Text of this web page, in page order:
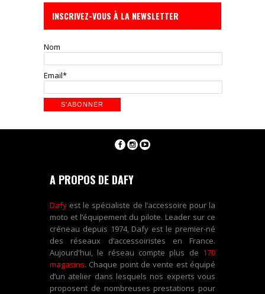
INSCRIVEZ-VOUS À LA NEWSLETTER
Nom
Email*
A PROPOS DE DAFY
Dafy est le spécialiste de l’accessoire pour la
moto et l’équipement du pilote. Leader sur ce
créneau depuis 1974, Dafy est le premier-né
des réseaux d’accessoiristes en France.
Aujourd'hui, le réseau compte plus de 170
magasins. Chaque point de vente est équipé
d’un atelier dans lesquels nos experts vous
proposent de nombreuses prestations pour